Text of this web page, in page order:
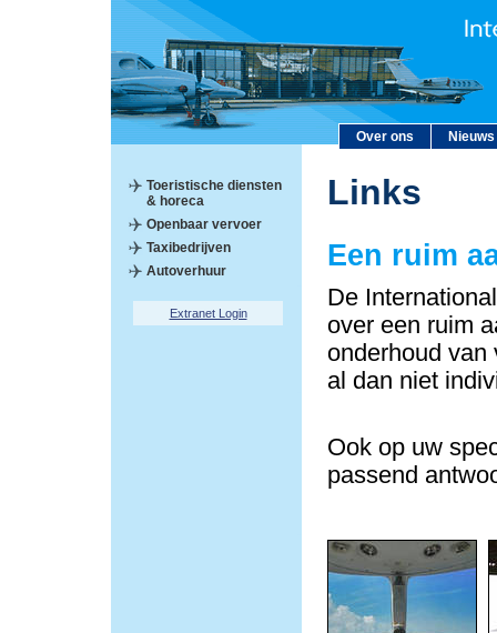
Over ons Nieuws
Toeristische diensten
& horeca
Openbaar vervoer
Taxibedrijven
Autoverhuur
Extranet Login
Links
Een ruim
De
over een ruim
onderhoud van
al dan niet
Ook op uw
passend